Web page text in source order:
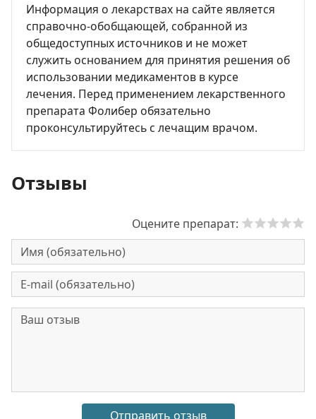
Информация о лекарствах на сайте является
справочно-обобщающей, собранной из
общедоступных источников и не может
служить основанием для принятия решения об
использовании медикаментов в курсе
лечения. Перед применением лекарственного
препарата Фолибер обязательно
проконсультируйтесь с лечащим врачом.
Отзывы
Оцените препарат: